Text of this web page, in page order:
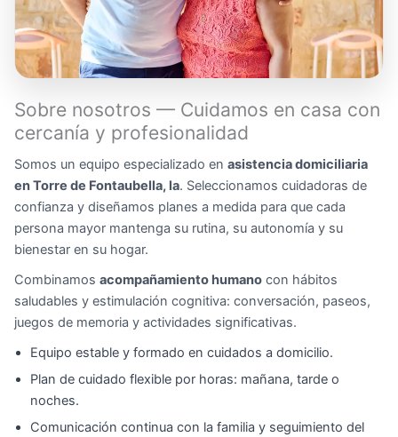
Sobre nosotros — Cuidamos en casa con
cercanía y profesionalidad
Somos un equipo especializado en asistencia domiciliaria
en Torre de Fontaubella, la. Seleccionamos cuidadoras de
confianza y diseñamos planes a medida para que cada
persona mayor mantenga su rutina, su autonomía y su
bienestar en su hogar.
Combinamos acompañamiento humano con hábitos
saludables y estimulación cognitiva: conversación, paseos,
juegos de memoria y actividades significativas.
Equipo estable y formado en cuidados a domicilio.
Plan de cuidado flexible por horas: mañana, tarde o
noches.
Comunicación continua con la familia y seguimiento del